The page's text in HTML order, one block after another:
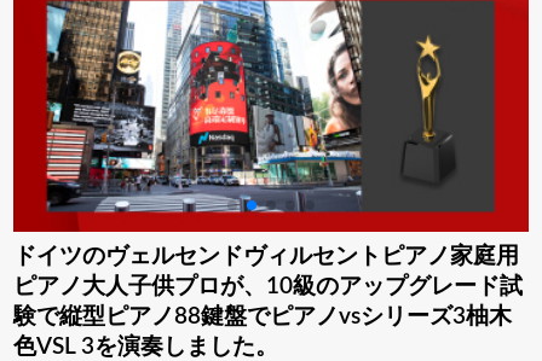
ドイツのヴェルセンドヴィルセントピアノ家庭用
ピアノ大人子供プロが、10級のアップグレード試
験で縦型ピアノ88鍵盤でピアノvsシリーズ3柚木
色VSL 3を演奏しました。